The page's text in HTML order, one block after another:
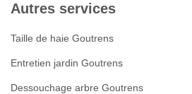
Autres services
Taille de haie Goutrens
Entretien jardin Goutrens
Dessouchage arbre Goutrens